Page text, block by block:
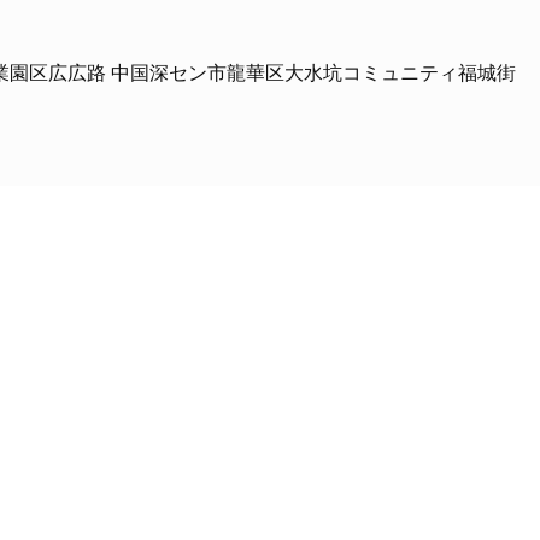
園区広広路 中国深セン市龍華区大水坑コミュニティ福城街